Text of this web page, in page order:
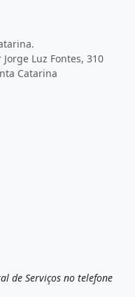
Luz Fontes, 310
Catarina
de Serviços no telefone